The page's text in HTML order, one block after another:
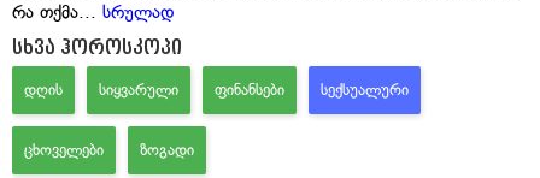
რა თქმა... სრულად
სხვა ჰოროსკოპი
ᲓᲦᲘᲡ ᲡᲘᲧᲕᲐᲠᲣᲚᲘ ᲤᲘᲜᲐᲜᲡᲔᲑᲘ ᲡᲔᲥᲡᲣᲐᲚᲣᲠᲘ
ᲪᲮᲝᲕᲔᲚᲔᲑᲘ ᲖᲝᲒᲐᲓᲘ